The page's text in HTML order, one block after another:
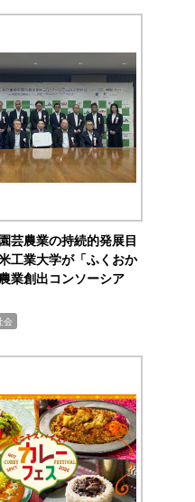
芸農業の持続的発展目
工業大学が「ふくおか
業創出コンソーシア
会